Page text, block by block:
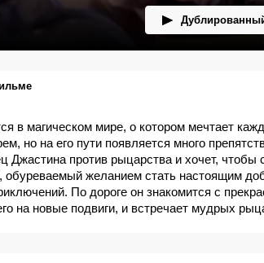
в магическом мире, о котором мечтает
но на его пути появляется много
Джастина против рыцарства и хочет, чтобы
желанием стать настоящим
По дороге он знакомится с
на новые подвиги, и встречает мудрых